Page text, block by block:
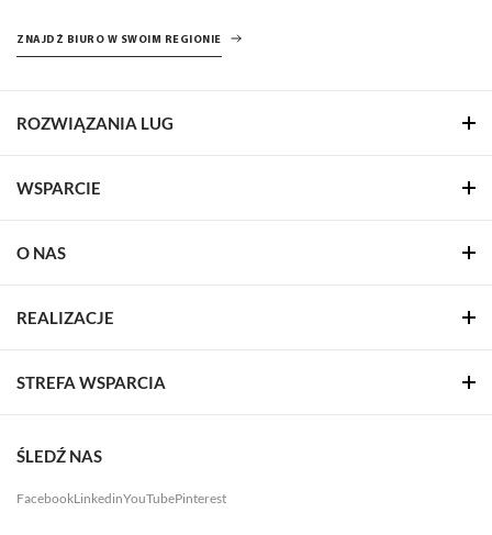
ZNAJDŹ BIURO W SWOIM REGIONIE
ROZWIĄZANIA LUG
WSPARCIE
O NAS
REALIZACJE
STREFA WSPARCIA
ŚLEDŹ NAS
FacebookLinkedinYouTubePinterest